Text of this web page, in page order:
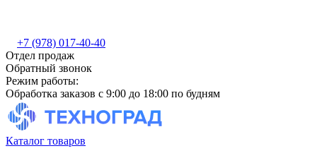
+7 (978) 017-40-40
Отдел продаж
Обратный звонок
Режим работы:
Обработка заказов с 9:00 до 18:00 по будням
Каталог товаров